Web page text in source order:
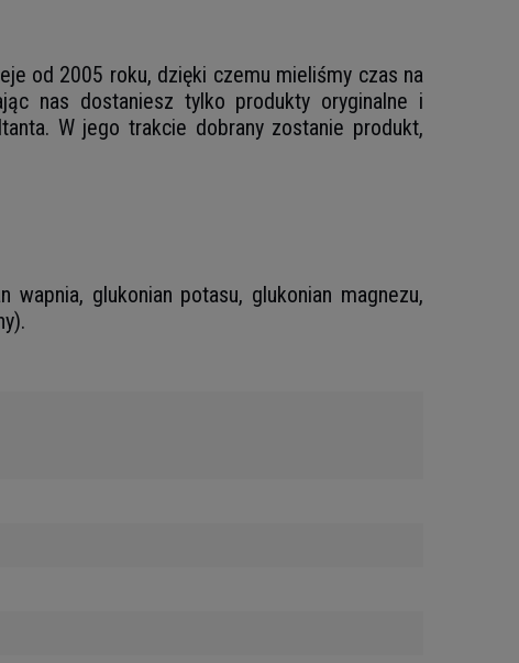
od 2005 roku, dzięki czemu mieliśmy czas na
nas dostaniesz tylko produkty oryginalne i
W jego trakcie dobrany zostanie produkt,
glukonian potasu, glukonian magnezu,